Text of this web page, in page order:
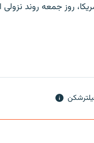
روز جمعه روند